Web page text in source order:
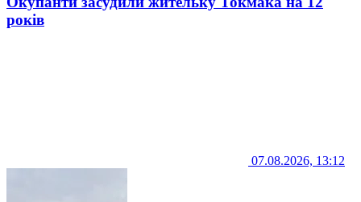
років
07.08.2026, 13:12